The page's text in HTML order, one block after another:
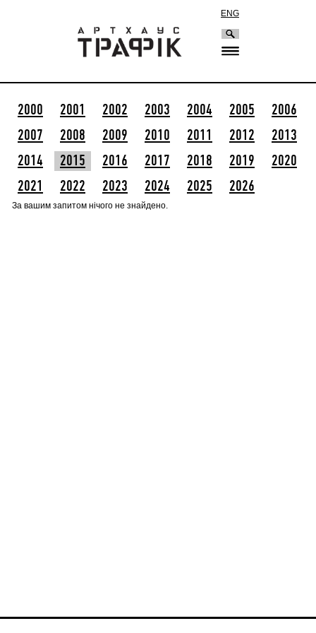
ENG
2000 2001 2002 2003 2004 2005
2006
2007
2008 2009 2010 2011 2012
2013
2014
2015 2016 2017 2018 2019
2020
2021
2022 2023 2024 2025 2026
За вашим запитом нічого не знайдено.